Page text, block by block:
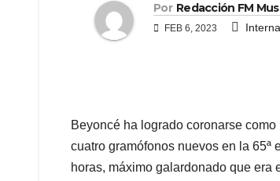
Por Redacción FM
FEB 6, 2023
Beyoncé ha logrado coronarse
cuatro gramófonos nuevos en la
horas, máximo galardonado que era